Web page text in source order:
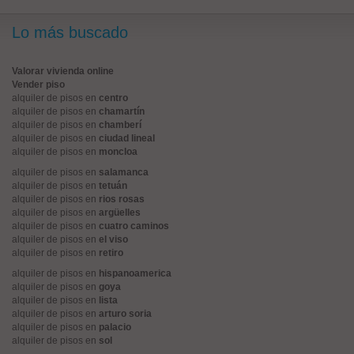
Lo más buscado
Valorar vivienda online
Vender piso
alquiler de pisos en centro
alquiler de pisos en chamartín
alquiler de pisos en chamberí
alquiler de pisos en ciudad lineal
alquiler de pisos en moncloa
alquiler de pisos en salamanca
alquiler de pisos en tetuán
alquiler de pisos en rios rosas
alquiler de pisos en argüelles
alquiler de pisos en cuatro caminos
alquiler de pisos en el viso
alquiler de pisos en retiro
alquiler de pisos en hispanoamerica
alquiler de pisos en goya
alquiler de pisos en lista
alquiler de pisos en arturo soria
alquiler de pisos en palacio
alquiler de pisos en sol